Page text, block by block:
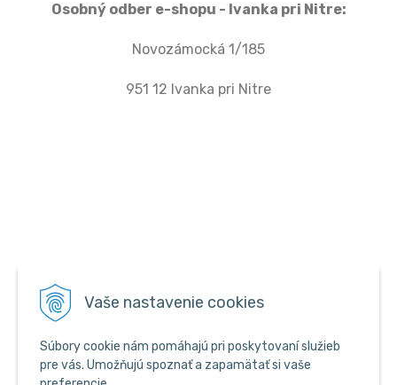
Vaše nastavenie cookies
Súbory cookie nám pomáhajú pri poskytovaní služieb
pre vás. Umožňujú spoznať a zapamätať si vaše
Osobný odber e-shopu - Ivanka pri Nitre:
Novozámocká 1/185
951 12 Ivanka pri Nitre